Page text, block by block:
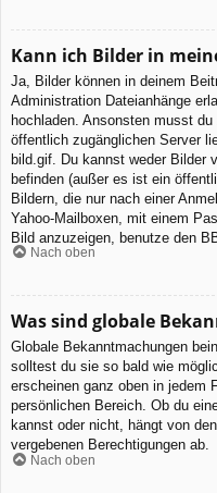
Kann ich Bilder in
Ja, Bilder können in deinem
Administration Dateianhänge
hochladen. Ansonsten musst
öffentlich zugänglichen Server
bild.gif. Du kannst weder Bilder
befinden (außer es ist ein
Bildern, die nur nach einer
Yahoo-Mailboxen, mit einem
Bild anzuzeigen, benutze den
Nach oben
Was sind globale
Globale Bekanntmachungen
solltest du sie so bald wie
erscheinen ganz oben in jedem
persönlichen Bereich. Ob du
kannst oder nicht, hängt von
vergebenen Berechtigungen ab.
Nach oben